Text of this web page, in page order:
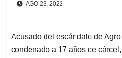
AGO 23, 2022
Acusado del escándalo de
condenado a 17 años de